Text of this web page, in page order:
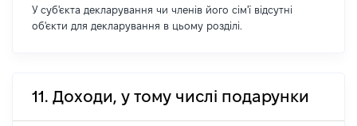
У суб'єкта декларування чи членів його сім'ї відсутні
об'єкти для декларування в цьому розділі.
11. Доходи, у тому числі подарунки